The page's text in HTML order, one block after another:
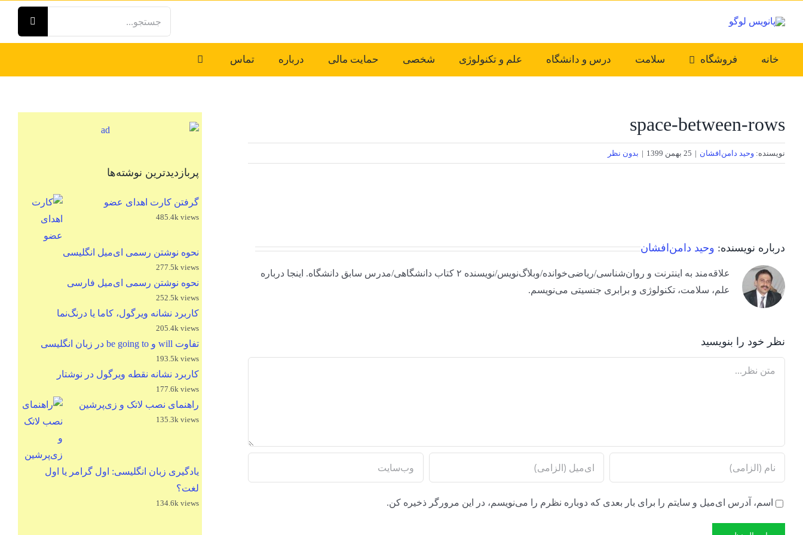
content
خانه فروشگاه سلامت درس و دانشگاه علم و تکنولوژی شخصی حمایت مالی درباره تماس
space-between-rows
نویسنده: وحید دامن‌افشان | 25 بهمن 1399 | بدون نظر
درباره نویسنده: وحید دامن‌افشان
علاقه‌مند به اینترنت و روان‌شناسی/ریاضی‌خوانده/وبلاگ‌نویس/نویسنده ۲ کتاب دانشگاهی/مدرس سابق دانشگاه. اینجا درباره
علم، سلامت، تکنولوژی و برابری جنسیتی می‌نویسم.
نظر خود را بنویسید
Comment
اسم، آدرس ای‌میل و سایتم را برای بار بعدی که دوباره نظرم را می‌نویسم، در این مرورگر ذخیره کن.
پربازدیدترین نوشته‌ها
گرفتن کارت اهدای عضو
485.4k views
نحوه نوشتن رسمی ای‌میل انگلیسی
277.5k views
نحوه نوشتن رسمی ای‌میل فارسی
252.5k views
کاربرد نشانه ویرگول، کاما یا درنگ‌نما
205.4k views
تفاوت will و be going to در زبان انگلیسی
193.5k views
کاربرد نشانه نقطه ویرگول در نوشتار
177.6k views
راهنمای نصب لاتک و زی‌پرشین
135.3k views
یادگیری زبان انگلیسی: اول گرامر یا اول
لغت؟
134.6k views